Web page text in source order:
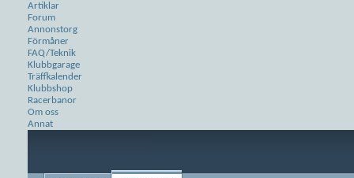
Artiklar
Forum
Annonstorg
Förmåner
FAQ/Teknik
Klubbgarage
Träffkalender
Klubbshop
Racerbanor
Om oss
Annat